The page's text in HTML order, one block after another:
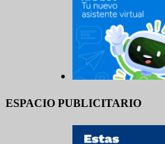
ESPACIO PUBLICITARIO